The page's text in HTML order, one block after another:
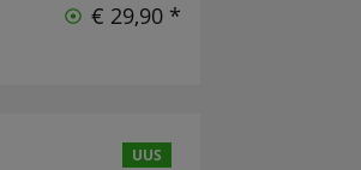
€ 29,90 *
UUS